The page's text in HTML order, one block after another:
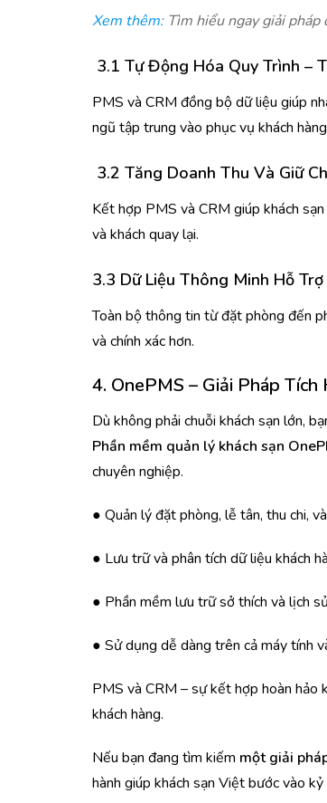
Xem thêm: Tìm hiểu ngay giải
3.1 Tự Động Hóa Quy Trình –
PMS và CRM đồng bộ dữ liệu giúp
ngũ tập trung vào phục vụ khách
3.2 Tăng Doanh Thu Và Giữ
Kết hợp PMS và CRM giúp khách
và khách quay lại.
3.3 Dữ Liệu Thông Minh Hỗ
Toàn bộ thông tin từ đặt phòng đến
và chính xác hơn.
4. OnePMS – Giải Pháp
Dù không phải chuỗi khách sạn lớn,
Phần mềm quản lý khách sạn
chuyên nghiệp.
● Quản lý đặt phòng, lễ tân, thu chi,
● Lưu trữ và phân tích dữ liệu khách
● Phần mềm lưu trữ sở thích và lịch
● Sử dụng dễ dàng trên cả máy tính
PMS và CRM – sự kết hợp hoàn hảo
khách hàng.
Nếu bạn đang tìm kiếm một giải
hành giúp khách sạn Việt bước vào